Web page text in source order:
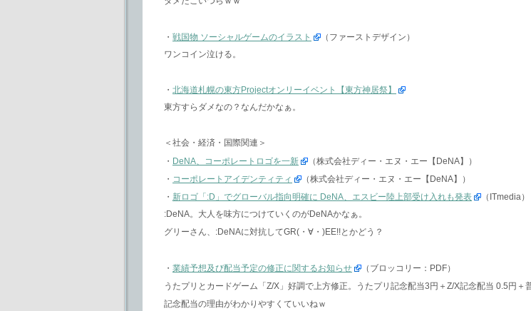
・ 戦国物 ソーシャルゲームのイラスト
（ファーストデザイン）
ワンコイン泣ける。
・ 北海道札幌の東方Projectオンリーイベント【東方神居祭】
東方すらダメなの？なんだかなぁ。
＜社会・経済・国際関連＞
・ DeNA、コーポレートロゴを一新
（株式会社ディー・エヌ・エー【DeNA】）
・ コーポレートアイデンティティ
（株式会社ディー・エヌ・エー【DeNA】）
・ 新ロゴ「:D」でグローバル指向明確に DeNA、エスビー陸上部受け入れも発表
（ITmedia）
:DeNA。大人を味方につけていくのがDeNAかなぁ。
グリーさん、:DeNAに対抗してGR(・∀・)EE!!とかどう？
・ 業績予想及び配当予定の修正に関するお知らせ
（ブロッコリー：PDF）
うたプリとカードゲーム「Z/X」好調で上方修正。うたプリ記念配当3円＋Z/X記念配当 0.5円＋
記念配当の理由がわかりやすくていいねｗ